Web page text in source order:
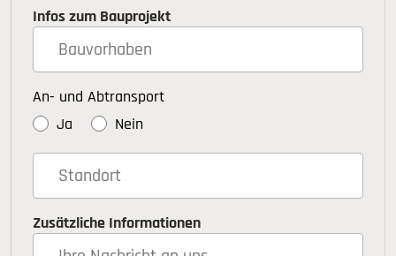
Infos zum Bauprojekt
An- und Abtransport
Ja
Nein
Zusätzliche Informationen